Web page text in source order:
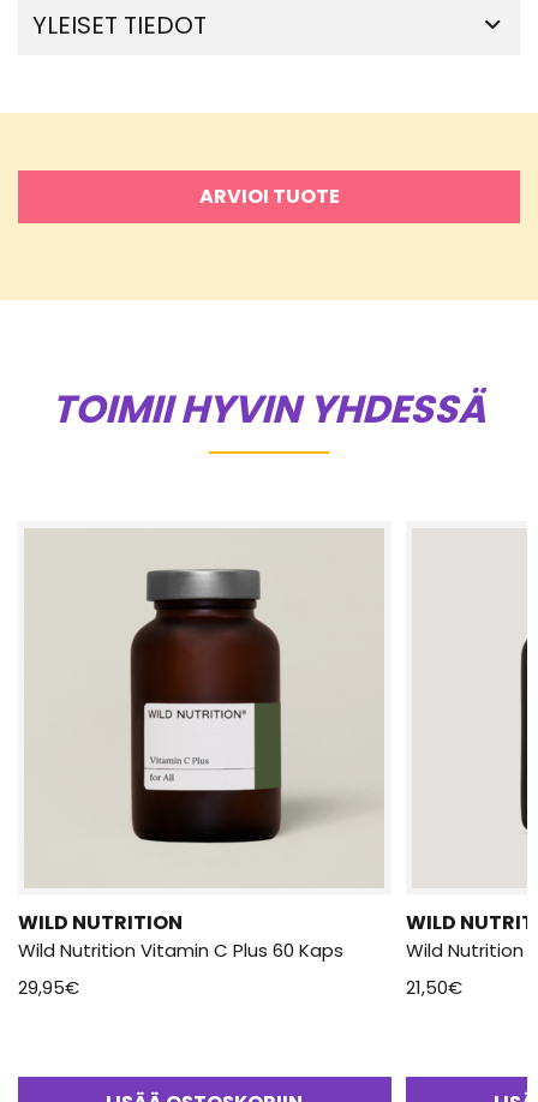
YLEISET TIEDOT
ARVIOI TUOTE
TOIMII HYVIN YHDESSÄ
WILD NUTRITION
Wild Nutrition Vitamin C Plus 60 Kaps
29,95€
WILD
Wild Nutrition
21,50€